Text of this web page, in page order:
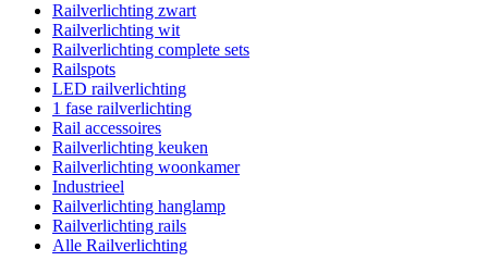
Railverlichting zwart
Railverlichting wit
Railverlichting complete sets
Railspots
LED railverlichting
1 fase railverlichting
Rail accessoires
Railverlichting keuken
Railverlichting woonkamer
Industrieel
Railverlichting hanglamp
Railverlichting rails
Alle Railverlichting